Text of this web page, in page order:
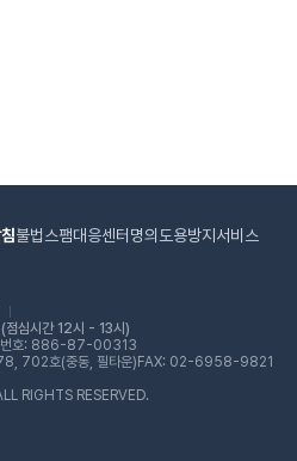
불법스팸대응센터 명의도용방지서비스
심시간 12시 - 13시)
번호: 886-87-00313
702호(중동, 필타운) FAX: 02-6958-9821
RIGHTS RESERVED.